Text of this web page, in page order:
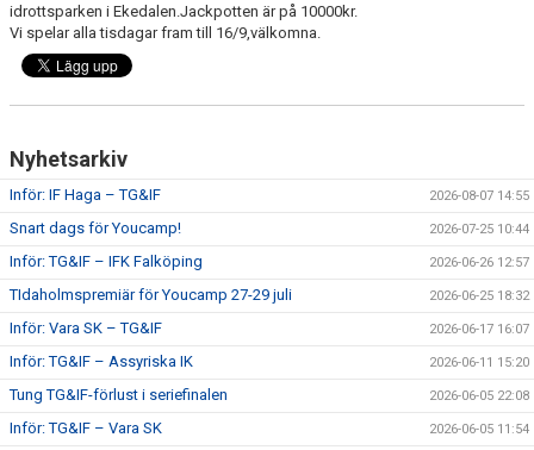
GAMLA GIFFS TORSDAGSTRÄFFAR
PLANSCHEMA
idrottsparken i Ekedalen.Jackpotten är på 10000kr.
Vi spelar alla tisdagar fram till 16/9,välkomna.
Nyhetsarkiv
Inför: IF Haga – TG&IF 2026-08-07 14:55
Snart dags för Youcamp! 2026-07-25 10:44
Inför: TG&IF – IFK Falköping 2026-06-26 12:57
TIdaholmspremiär för Youcamp 27-29 juli 2026-06-25 18:32
Inför: Vara SK – TG&IF 2026-06-17 16:07
Inför: TG&IF – Assyriska IK 2026-06-11 15:20
Tung TG&IF-förlust i seriefinalen 2026-06-05 22:08
Inför: TG&IF – Vara SK 2026-06-05 11:54